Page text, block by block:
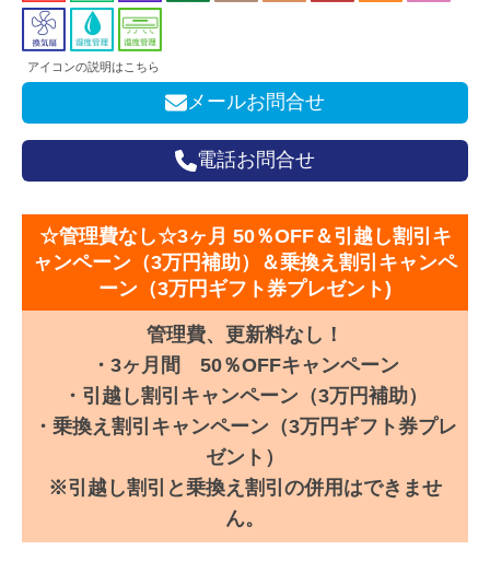
アイコンの説明はこちら
メールお問合せ
電話お問合せ
☆管理費なし☆3ヶ月 50％OFF＆引越し割引キ
ャンペーン（3万円補助）＆乗換え割引キャンペ
ーン（3万円ギフト券プレゼント)
管理費、更新料なし！
・3ヶ月間 50％OFFキャンペーン
・引越し割引キャンペーン（3万円補助）
・乗換え割引キャンペーン（3万円ギフト券プレ
ゼント）
※引越し割引と乗換え割引の併用はできませ
ん。